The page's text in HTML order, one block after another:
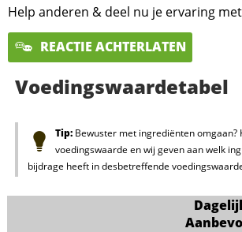
Help anderen & deel nu je ervaring
REACTIE ACHTERLATEN
Voedingswaardetabel
Tip:Bewuster met ingrediënten omgaan?
voedingswaarde en wij geven aan welk
bijdrage heeft in desbetreffende